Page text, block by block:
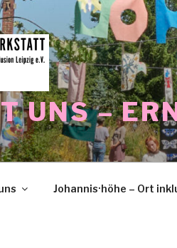
UNS –
Johannis·höhe – Ort